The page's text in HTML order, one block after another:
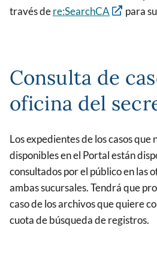
través dere:SearchCA para
Consulta de
oficina del
Los expedientes de los casos que
disponibles en el Portal están
consultados por el público en las
ambas sucursales. Tendrá que
caso de los archivos que quiere
cuota de búsqueda de registros.